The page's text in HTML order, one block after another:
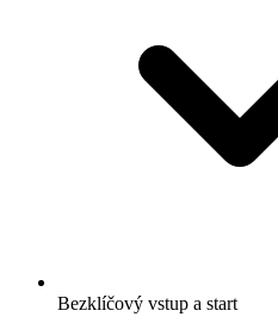
Bezklíčový vstup a start